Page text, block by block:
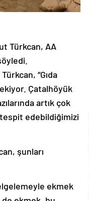
Türkcan, AA
“Gıda
Çatalhöyük
artık çok
tespit edebildiğimizi
şunları
ekmek